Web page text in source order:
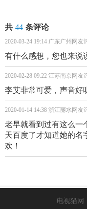
李艾演绎经历：
2002年，李艾推出个
得上海东方风云榜、
广东音乐先锋镑十大
曲。
2004年，担任孙周执
片女主角，代表中国时
2006年，担任第七屇
届中国西安手机电影
浙江卫视
共 44 条评论
2020-03-24 19:14 广东广州网友
有什么感想，您也来说
2020-02-28 09:22 江苏南京网友
李艾非常可爱，声音好
2020-01-14 14:38 浙江丽水网友
老早就看到过有这么一
天百度了才知道她的名
欢！
电视猫网